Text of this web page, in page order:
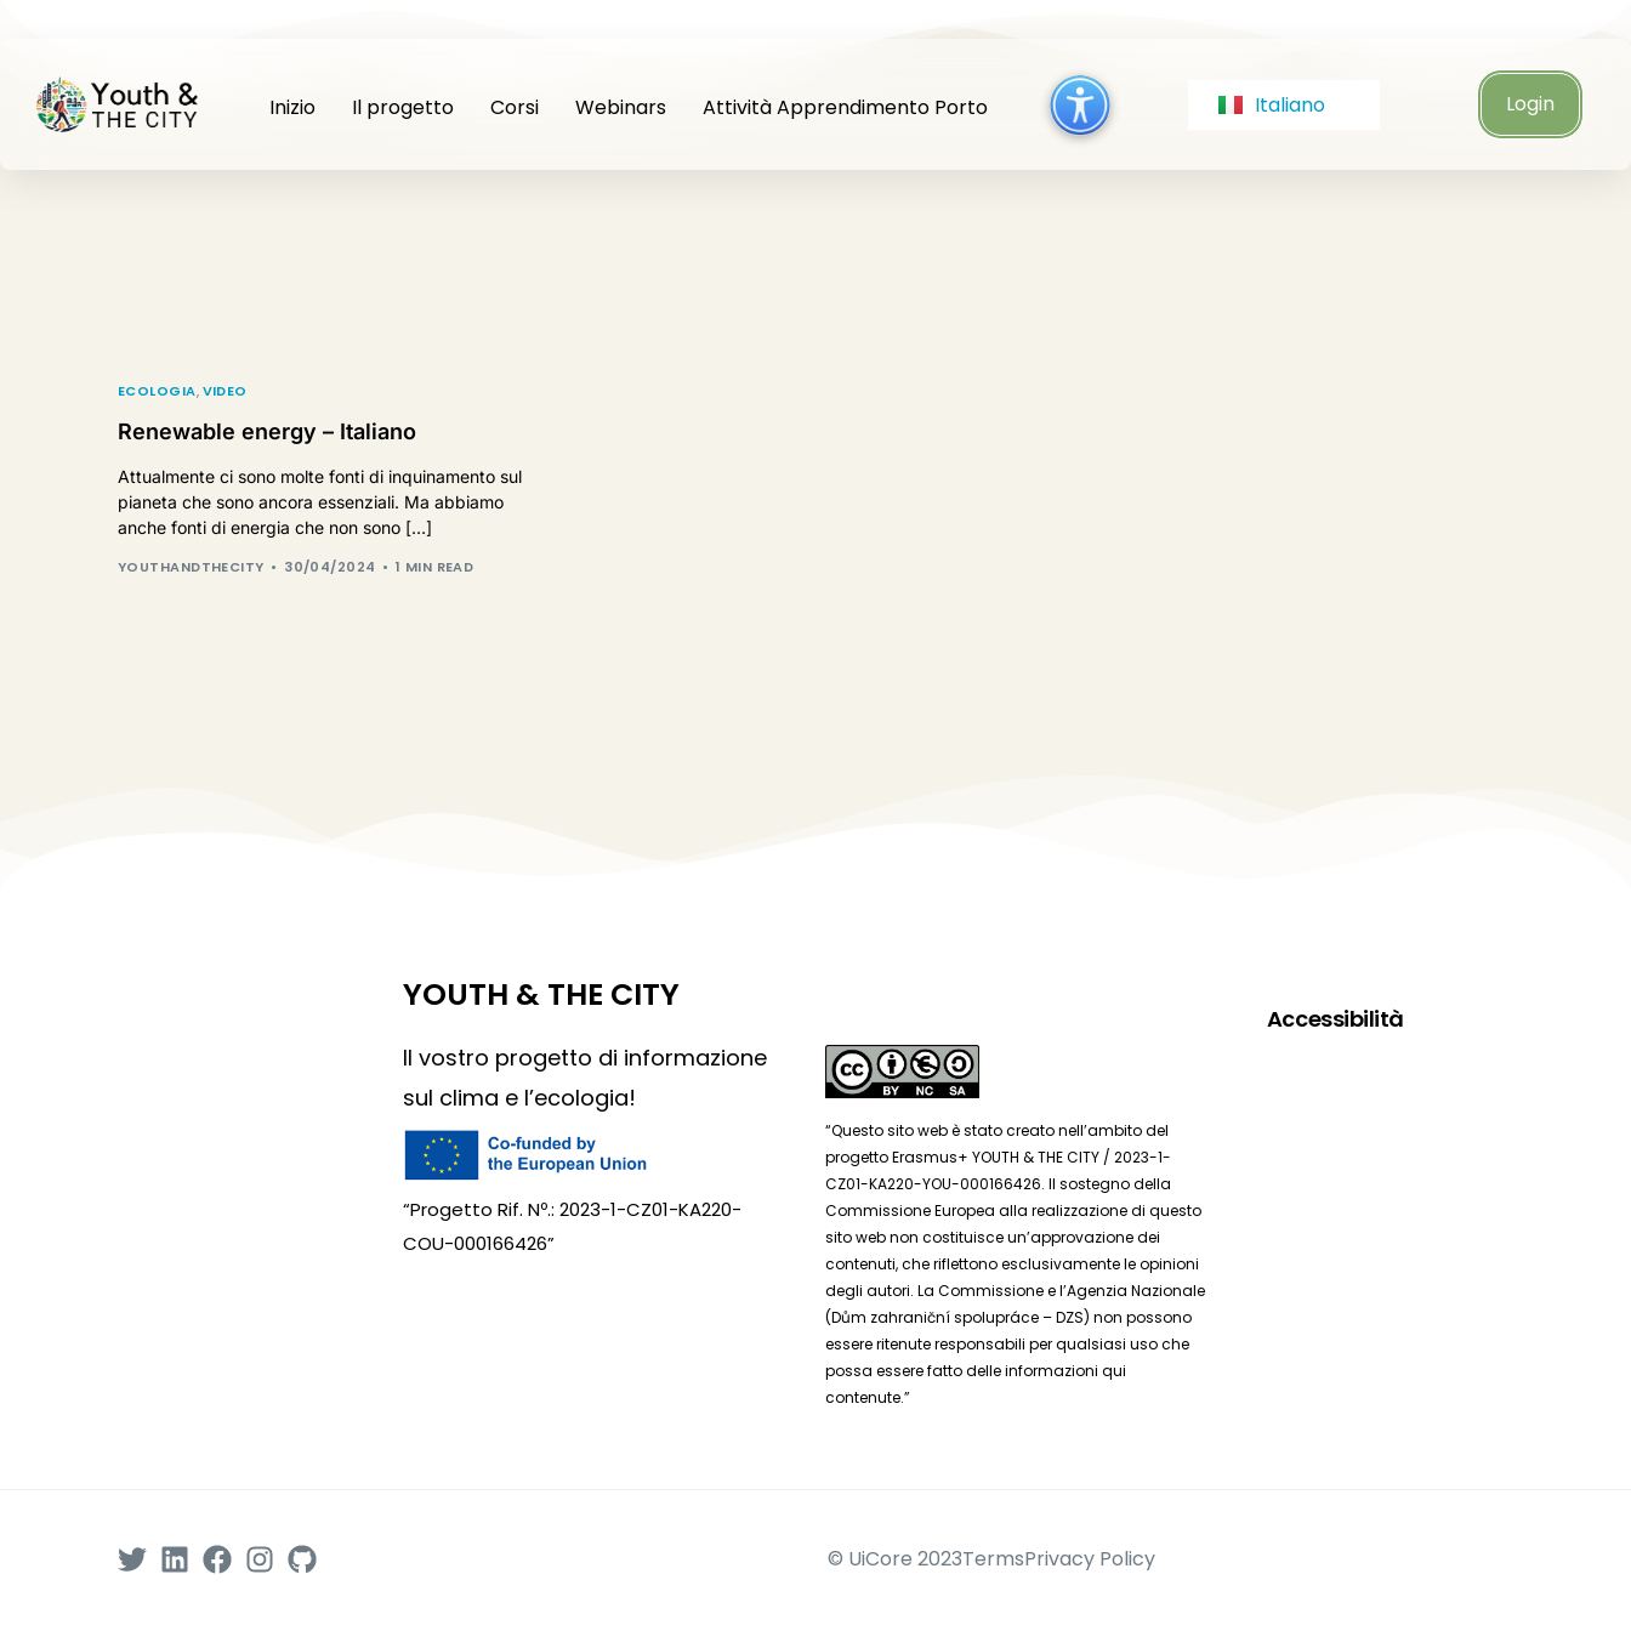
Inizio Il progetto Corsi Webinars Attività Apprendimento Porto Italiano
Čeština
Login
ECOLOGIA,VIDEO
Renewable energy – Italiano
Attualmente ci sono molte fonti di inquinamento sul
pianeta che sono ancora essenziali. Ma abbiamo
anche fonti di energia che non sono […]
YOUTHANDTHECITY 30/04/2024 1 MIN READ
YOUTH & THE CITY
Il vostro progetto di informazione
sul clima e l’ecologia!
“Progetto Rif. Nº.: 2023-1-CZ01-KA220-
COU-000166426”
“Questo sito web è stato creato nell’ambito del
progetto Erasmus+ YOUTH & THE CITY / 2023-1-
CZ01-KA220-YOU-000166426. Il sostegno della
Commissione Europea alla realizzazione di questo
sito web non costituisce un’approvazione dei
contenuti, che riflettono esclusivamente le opinioni
degli autori. La Commissione e l’Agenzia Nazionale
(Dům zahraniční spolupráce – DZS) non possono
essere ritenute responsabili per qualsiasi uso che
possa essere fatto delle informazioni qui
contenute.”
Accessibilità
© UiCore 2023TermsPrivacy Policy